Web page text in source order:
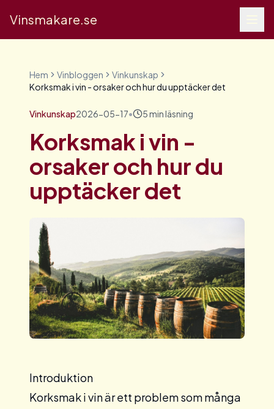
Vinsmakare.se
Hem Vinbloggen
Vinkunskap
Korksmak i vin - orsaker och hur du upptäcker det
Vinkunskap2026-05-17• 5min läsning
Korksmak i vin -
orsaker och hur du
upptäcker det
Introduktion
Korksmak i vin är ett problem som många